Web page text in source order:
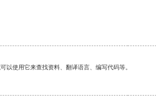
以使用它来查找资料、翻译语言、编写代码等。